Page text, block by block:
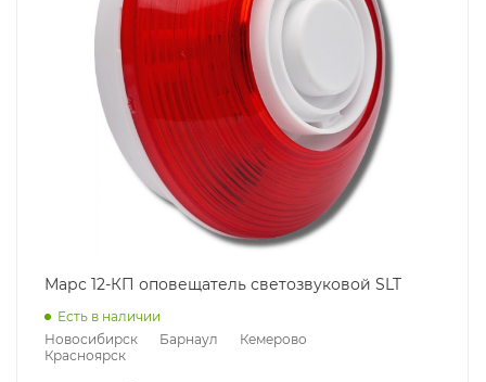
Марс 12-КП оповещатель светозвуковой SLT
Есть в наличии
Новосибирск
Барнаул
Кемерово
Красноярск